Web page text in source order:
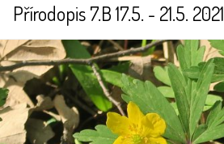
Přírodopis 7.B 17.5. - 21.5. 2021